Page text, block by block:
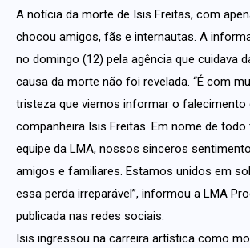
A notícia da morte de Isis Freitas, com
chocou amigos, fãs e internautas. A
no domingo (12) pela agência que cuidava
causa da morte não foi revelada. “É com
tristeza que viemos informar o falecimento
companheira Isis Freitas. Em nome de
equipe da LMA, nossos sinceros
amigos e familiares. Estamos unidos em
essa perda irreparável”, informou a LMA
publicada nas redes sociais.
Isis ingressou na carreira artística como